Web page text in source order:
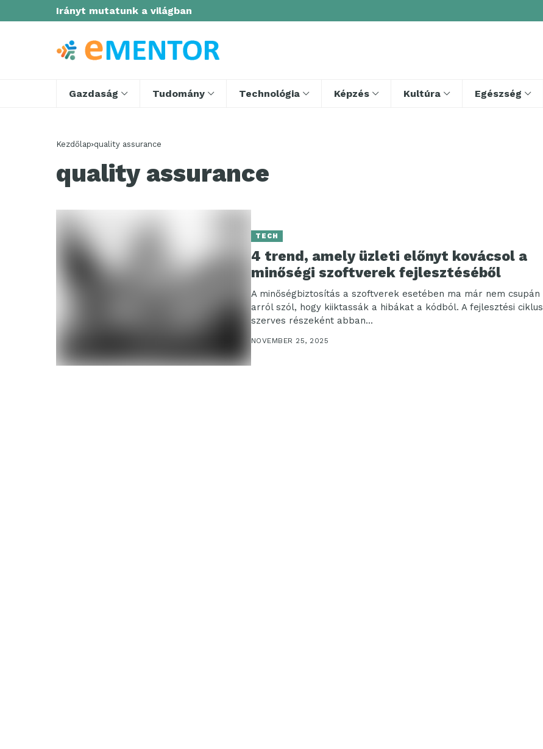
Irányt mutatunk a világban
Gazdaság Tudomány Technológia Képzés Kultúra Egészség
Kezdőlap quality assurance
quality assurance
TECH
4 trend, amely üzleti előnyt kovácsol a
minőségi szoftverek fejlesztéséből
A minőségbiztosítás a szoftverek esetében ma már nem csupán
arról szól, hogy kiiktassák a hibákat a kódból. A fejlesztési ciklus
szerves részeként abban...
NOVEMBER 25, 2025